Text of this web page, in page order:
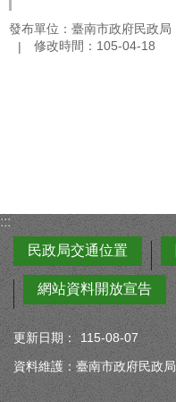
發布單位：臺南市政府民政局
修改時間：105-04-18
:::
民政局交通位置
網站資料開放宣告
更新日期：
115-08-07
資料維護：臺南市政府民政局